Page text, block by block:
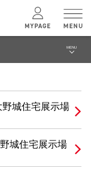
MENU
城住宅展示場
城住宅展示場